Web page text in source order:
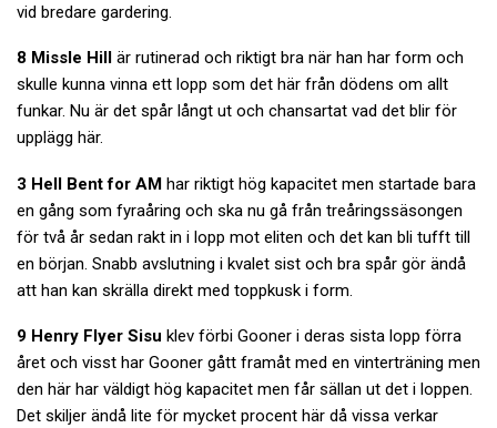
vid bredare gardering.
8 Missle Hill
är rutinerad och riktigt bra när han har form och
skulle kunna vinna ett lopp som det här från dödens om allt
funkar. Nu är det spår långt ut och chansartat vad det blir för
upplägg här.
3 Hell Bent for AM har riktigt hög kapacitet men startade bara
en gång som fyraåring och ska nu gå från treåringssäsongen
för två år sedan rakt in i lopp mot eliten och det kan bli tufft till
en början. Snabb avslutning i kvalet sist och bra spår gör ändå
att han kan skrälla direkt med toppkusk i form.
9 Henry Flyer Sisu klev förbi Gooner i deras sista lopp förra
året och visst har Gooner gått framåt med en vinterträning men
den här har väldigt hög kapacitet men får sällan ut det i loppen.
Det skiljer ändå lite för mycket procent här då vissa verkar